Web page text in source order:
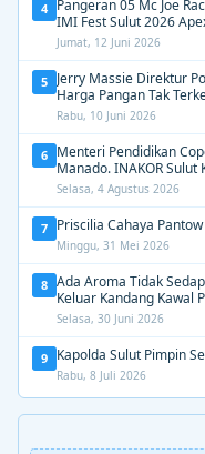
4 Pangeran 05 Mc Joe
IMI Fest Sulut 2026
Jumat, 12 Juni 2026
5 Jerry Massie Direktur
Harga Pangan Tak
Dipertahankan”
Rabu, 10 Juni 2026
6 Menteri Pendidikan
Manado. INAKOR
Aroma Busuk di Suksesi
Selasa, 4 Agustus 2026
7 Priscilia Cahaya
Minggu, 31 Mei 2026
8 Ada Aroma Tidak
Keluar Kandang Kawal
Selasa, 30 Juni 2026
9 Kapolda Sulut Pimpin
Rabu, 8 Juli 2026